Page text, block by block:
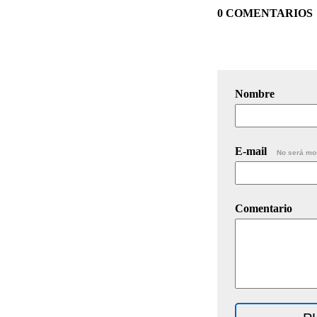
0 COMENTARIOS
Nombre
E-mail No será
Comentario